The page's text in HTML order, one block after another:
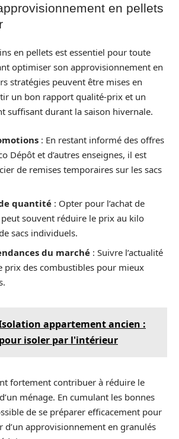
en pellets
en pellets est essentiel pour toute
optimiser son approvisionnement en
stratégies peuvent être mises en
un bon rapport qualité-prix et un
suffisant durant la saison hivernale.
: En restant informé des offres
Dépôt et d’autres enseignes, il est
de remises temporaires sur les sacs
quantité : Opter pour l’achat de
souvent réduire le prix au kilo
sacs individuels.
du marché : Suivre l’actualité
prix des combustibles pour mieux
appartement ancien :
isoler par l'intérieur
fortement contribuer à réduire le
ménage. En cumulant les bonnes
de se préparer efficacement pour
d’un approvisionnement en granulés